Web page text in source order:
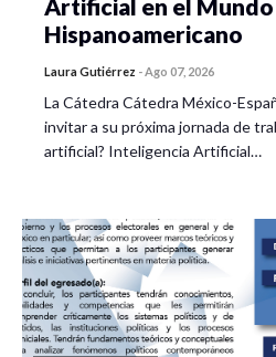
Artificial en el Mundo
Hispanoamericano
Laura Gutiérrez - Ago 07, 2026
La Cátedra Cátedra México-
invitar a su próxima jornada de
artificial? Inteligencia Artificial…